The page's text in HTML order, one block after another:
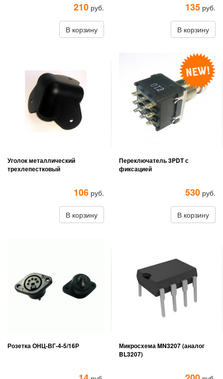
210 руб.
В корзину
135 руб.
В корзину
Уголок металлический
трехлепестковый
106 руб.
В корзину
Переключатель 3PDT с
фиксацией
530 руб.
В корзину
Розетка ОНЦ-ВГ-4-5/16Р
Микросхема MN3207 (аналог
BL3207)